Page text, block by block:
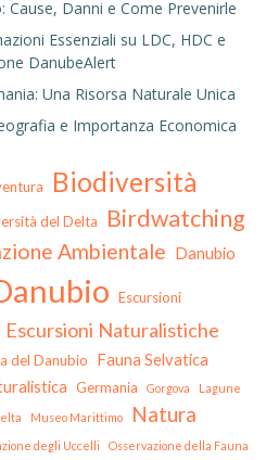
Cause, Danni e Come Prevenirle
Essenziali su LDC, HDC e
DanubeAlert
Una Risorsa Naturale Unica
e Importanza Economica
Biodiversità
del Delta Birdwatching
Ambientale Danubio
Escursioni
Escursioni Naturalistiche
del Danubio Fauna Selvatica
Germania Gorgova Lagune
Museo Marittimo Natura
degli Uccelli Osservazione della Fauna